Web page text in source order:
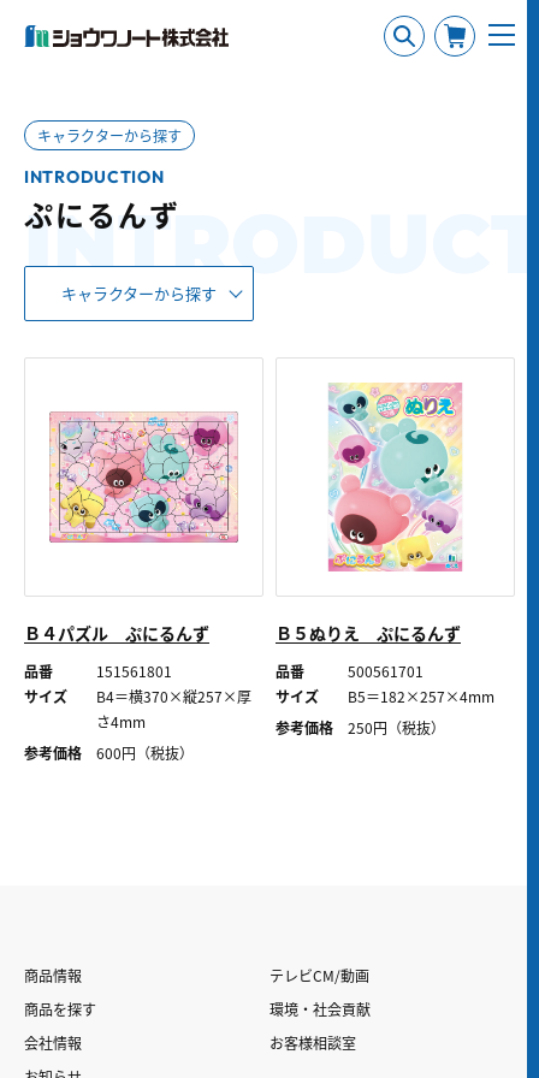
キャラクターから探す
INTRODUCTION
ぷにるんず
キャラクターから探す
Ｂ４パズル ぷにるんず
品番
151561801
サイズ
B4＝横370×縦257×厚
さ4mm
参考価格
600円（税抜）
Ｂ５ぬりえ ぷにるんず
品番
500561701
サイズ
B5＝182×257×4mm
参考価格
250円（税抜）
商品情報
商品を探す
会社情報
テレビCM/動画
環境・社会貢献
お客様相談室